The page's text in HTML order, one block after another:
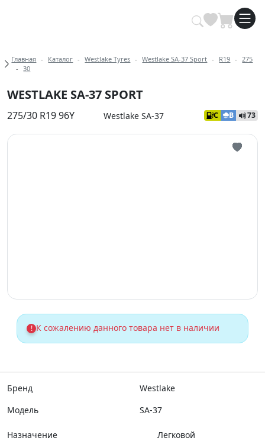
Купить автомобильные шины
Хлебные крошки
Главная Каталог Westlake Tyres Westlake SA-37 Sport R19
275
30
WESTLAKE SA-37 SPORT
275/30 R19 96Y Westlake SA-37 C B 73
! К сожалению данного товара нет в наличии
Бренд
Westlake
Модель
SA-37
Назначение Легковой